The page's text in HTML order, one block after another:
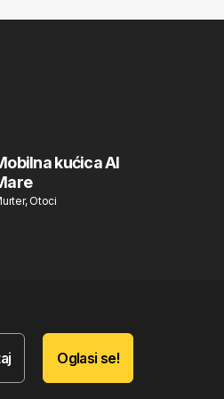
kućica Al
Otoci
Oglasi se!